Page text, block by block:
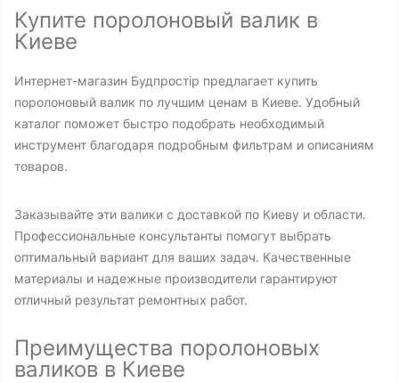
Купите поролоновый валик в
Киеве
Интернет-магазин Будпростір предлагает купить
поролоновый валик по лучшим ценам в Киеве. Удобный
каталог поможет быстро подобрать необходимый
инструмент благодаря подробным фильтрам и описаниям
товаров.
Заказывайте эти валики с доставкой по Киеву и области.
Профессиональные консультанты помогут выбрать
оптимальный вариант для ваших задач. Качественные
материалы и надежные производители гарантируют
отличный результат ремонтных работ.
Преимущества поролоновых
валиков в Киеве